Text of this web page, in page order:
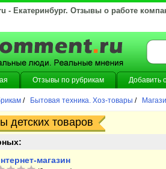
- Екатеринбург. Отзывы о работе
Отзывы по рубрикам Добавить
/ Бытовая техника. Хоз-товары /
детских товаров
магазин